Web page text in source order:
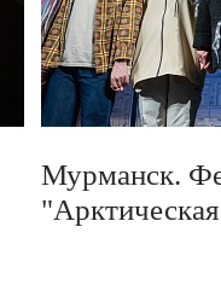
Мурманск.